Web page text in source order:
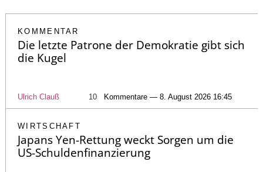
KOMMENTAR
Die letzte Patrone der Demokratie gibt sich
die Kugel
Ulrich Clauß 10 Kommentare — 8. August 2026 16:45
WIRTSCHAFT
Japans Yen-Rettung weckt Sorgen um die
US-Schuldenfinanzierung